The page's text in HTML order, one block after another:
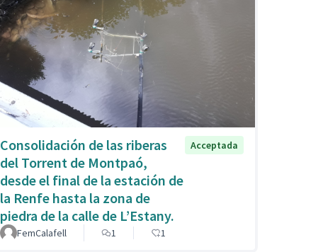
Consolidación de las riberas
del Torrent de Montpaó,
desde el final de la estación de
la Renfe hasta la zona de
piedra de la calle de L’Estany.
Acceptada
FemCalafell 1 1